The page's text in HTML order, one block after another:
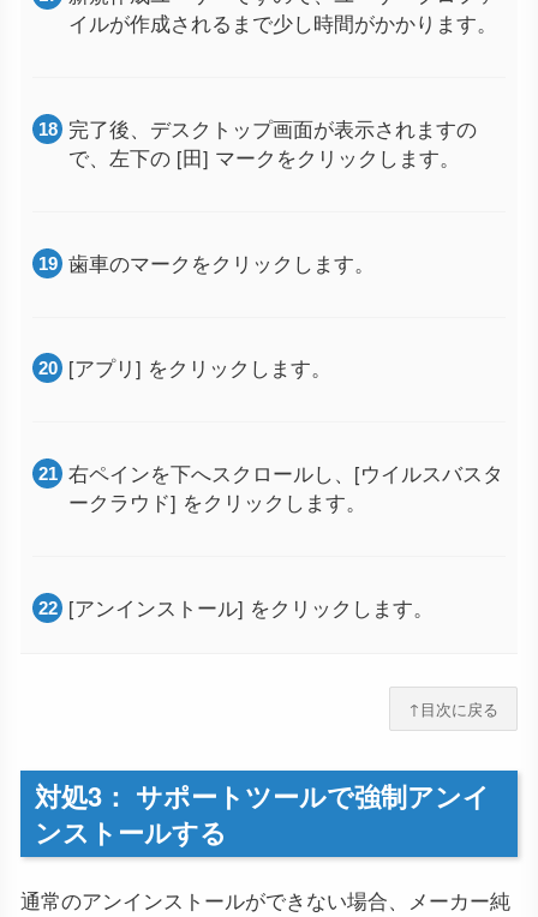
イルが作成されるまで少し時間がかかります。
完了後、デスクトップ画面が表示されますの
で、左下の [田] マークをクリックします。
歯車のマークをクリックします。
[アプリ] をクリックします。
右ペインを下へスクロールし、[ウイルスバスタ
ークラウド] をクリックします。
[アンインストール] をクリックします。
↑目次に戻る
対処3： サポートツールで強制アンイ
ンストールする
通常のアンインストールができない場合、メーカー純